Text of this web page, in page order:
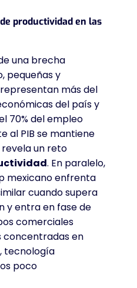
productividad en las
una brecha
pequeñas y
más del
del país y
70% del empleo
al PIB se mantiene
revela un reto
. En paralelo,
mexicano enfrenta
cuando supera
y entra en fase de
comerciales
concentradas en
tecnología
poco